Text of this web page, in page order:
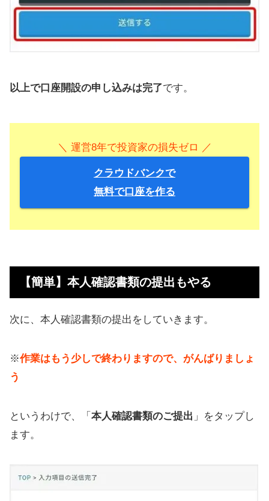
以上で口座開設の申し込みは完了です。
＼ 運営8年で投資家の損失ゼロ ／
クラウドバンクで
無料で口座を作る
【簡単】本人確認書類の提出もやる
次に、本人確認書類の提出をしていきます。
※作業はもう少しで終わりますので、がんばりましょ
う
というわけで、「 本人確認書類のご提出 」をタップし
ます。